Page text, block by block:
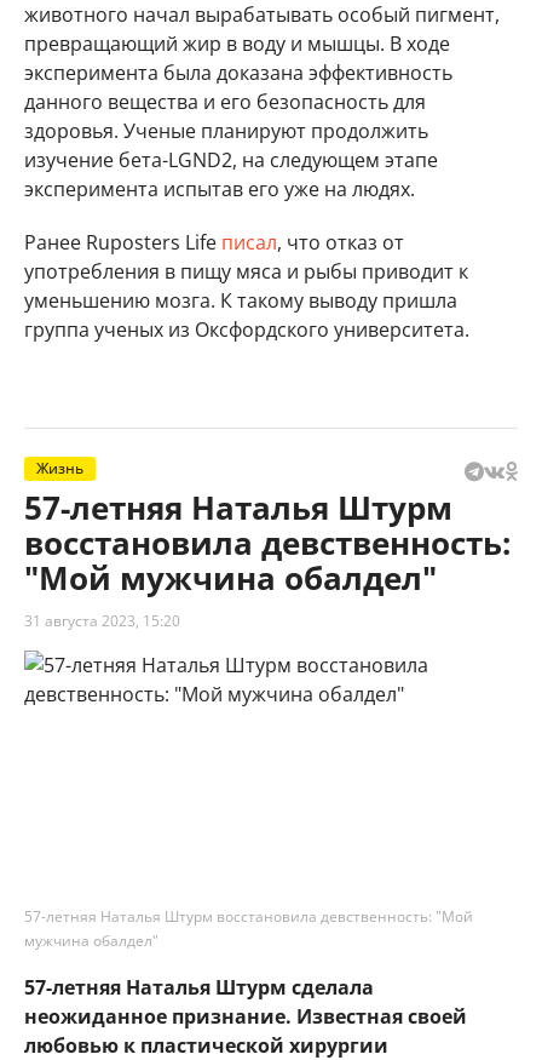
животного начал вырабатывать особый пигмент,
превращающий жир в воду и мышцы. В ходе
эксперимента была доказана эффективность
данного вещества и его безопасность для
здоровья. Ученые планируют продолжить
изучение бета-LGND2, на следующем этапе
эксперимента испытав его уже на людях.
Ранее Ruposters Life писал, что отказ от
употребления в пищу мяса и рыбы приводит к
уменьшению мозга. К такому выводу пришла
группа ученых из Оксфордского университета.
Жизнь
57-летняя Наталья Штурм
восстановила девственность:
"Мой мужчина обалдел"
31 августа 2023, 15:20
57-летняя Наталья Штурм восстановила девственность: "Мой
мужчина обалдел"
57-летняя Наталья Штурм сделала
неожиданное признание. Известная своей
любовью к пластической хирургии